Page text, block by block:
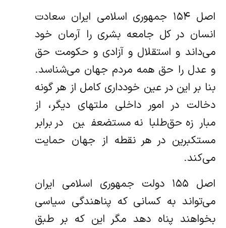
اصل ۱۵۴ جمهوری اسلامی ایران سعادت
انسان در کل جامعه بشری را آرمان خود
می‌داند و استقلال و آزادی و حکومت حق
و عدل را حق همه مردم جهان می‌شناسد.
بنا بر این در عین خودداری کامل از هر گونه
دخالت در امور داخلی ملتهای دیگر، از
مبارزه حق‌طلبانه مستضعفین در برابر
مستکبرین در هر نقطه از جهان حمایت
می‌کند.
اصل ۱۵۵ دولت جمهوری اسلامی ایران
می‌تواند به کسانی که پناهندگی سیاسی
بخواهند پناه دهد مگر این که بر طبق